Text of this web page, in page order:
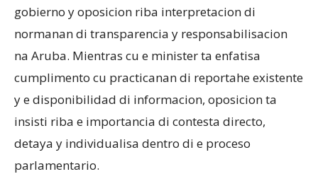
gobierno y oposicion riba interpretacion di
normanan di transparencia y responsabilisacion
na Aruba. Mientras cu e minister ta enfatisa
cumplimento cu practicanan di reportahe existente
y e disponibilidad di informacion, oposicion ta
insisti riba e importancia di contesta directo,
detaya y individualisa dentro di e proceso
parlamentario.